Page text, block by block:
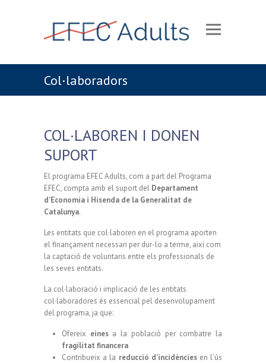
Col·laboradors
COL·LABOREN I DONEN
SUPORT
El programa EFEC Adults, com a part del Programa
EFEC, compta amb el suport del Departament
d’Economia i Hisenda de la Generalitat de
Catalunya.
Les entitats que col·laboren en el programa aporten
el finançament necessari per dur-lo a terme, així com
la captació de voluntaris entre els professionals de
les seves entitats.
La col·laboració i implicació de les entitats
col·laboradores és essencial pel desenvolupament
del programa, ja que:
Ofereix einesa la població per combatre la
fragilitat financera
Contribueix a la reducció d’incidènciesen l’ús